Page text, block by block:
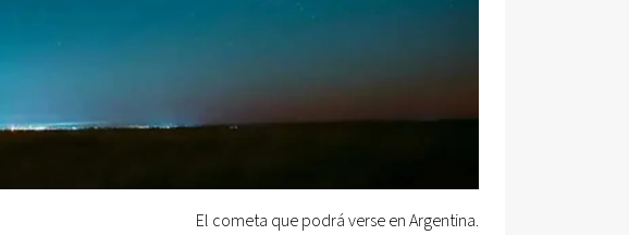
El cometa que podrá verse en Argentina.